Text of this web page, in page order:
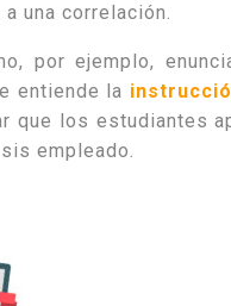
una correlación.
por ejemplo,
entiende la
que los estudiantes
empleado.